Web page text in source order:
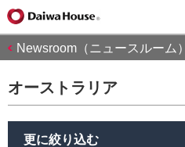
Newsroom（ニュースルーム）
オーストラリア
更に絞り込む